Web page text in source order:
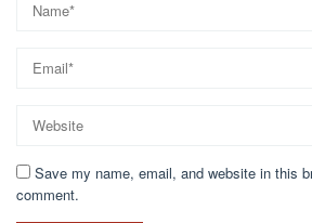
Save my name, email, and website in this
comment.